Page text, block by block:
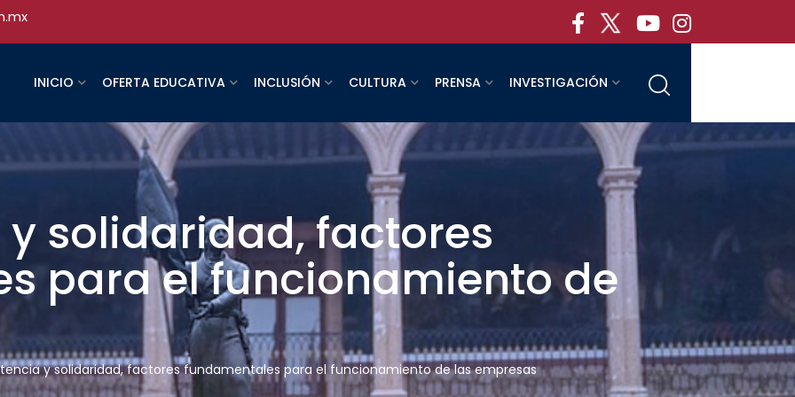
INICIO OFERTA EDUCATIVA INCLUSIÓN CULTURA PRENSA INVESTIGACIÓN
solidaridad, factores
para el funcionamiento de
y solidaridad, factores fundamentales para el funcionamiento de las empresas